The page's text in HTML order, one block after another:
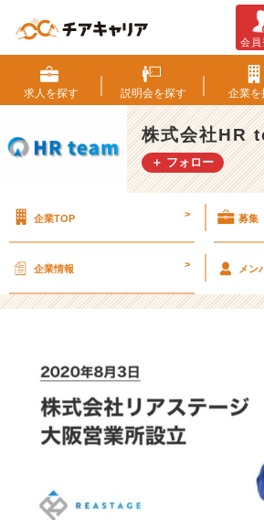
阪
営
業
所
を
設
し
た！！！
R
t
会員
求人を探す 説明会を探す 企業を
株式会社HR
＋ フォロー
企業TOP > 募集
企業情報 > メン